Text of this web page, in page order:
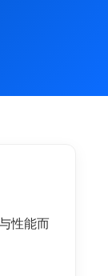
性能而